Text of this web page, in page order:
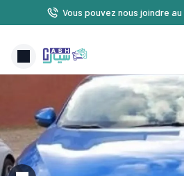
Vous pouvez nous joindre au